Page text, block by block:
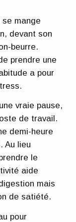
mange
devant son
beurre.
prendre une
a pour
.
vraie pause,
de travail.
demi-heure
Au lieu
le
aide
mais
de satiété.
pour